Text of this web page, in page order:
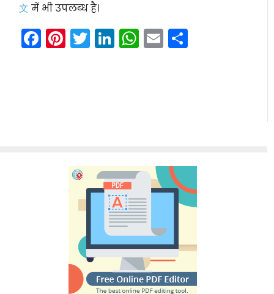
文 में भी उपलब्ध है।
Facebook
Pinterest
Twitter
LinkedIn
WhatsApp
Email